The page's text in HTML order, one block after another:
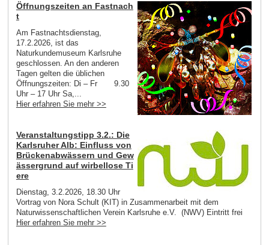
Öffnungszeiten an Fastnach
t
Am Fastnachtsdienstag,
17.2.2026, ist das
Naturkundemuseum Karlsruhe
geschlossen. An den anderen
Tagen gelten die üblichen
Öffnungszeiten: Di – Fr 9.30
Uhr – 17 Uhr Sa,...
Hier erfahren Sie mehr >>
Veranstaltungstipp 3.2.: Die
Karlsruher Alb: Einfluss von
Brückenabwässern und Gew
ässergrund auf wirbellose Ti
ere
Dienstag, 3.2.2026, 18.30 Uhr
Vortrag von Nora Schult (KIT) in Zusammenarbeit mit dem
Naturwissenschaftlichen Verein Karlsruhe e.V. (NWV) Eintritt frei
Hier erfahren Sie mehr >>